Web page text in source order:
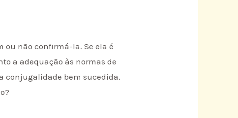
ou não confirmá-la. Se ela é
a adequação às normas de
conjugalidade bem sucedida.